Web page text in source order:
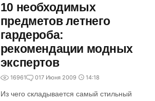
10 необходимых
предметов летнего
гардероба:
рекомендации модных
экспертов
16961 017 Июня 2009 14:18
Из чего складывается самый стильный